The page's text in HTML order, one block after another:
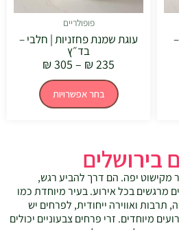
פופולריים
עוגת שמנת פחזניות | חלבי –
בד״ץ
₪235
–
₪305
בחר אפשרויות
בירושלים
מקישוט יפה. הם דרך להביע רגש,
מרגשים בכל אירוע. בעיר מיוחדת כמו
תרבות ואווירה ייחודית, לפרחים יש
מיוחדים. זרי פרחים צבעוניים יכולים